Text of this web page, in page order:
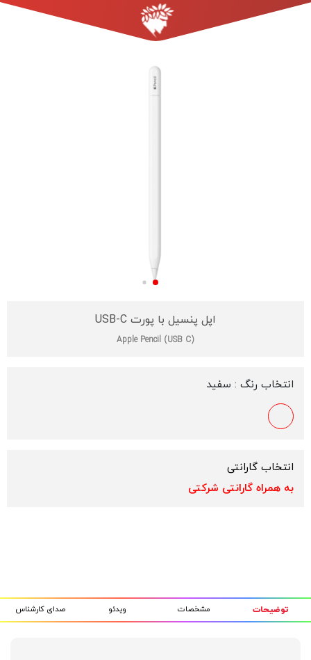
اپل پنسیل با پورت USB-C
Apple Pencil (USB C)
انتخاب رنگ : سفید
انتخاب گارانتی
به همراه گارانتی شرکتی
توضیحات مشخصات ویدئو صدای کارشناس